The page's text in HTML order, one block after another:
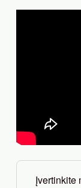
Įvertinkite